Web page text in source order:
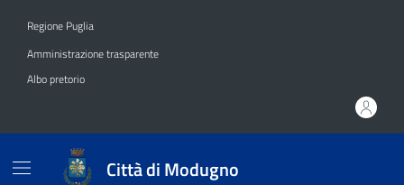
Regione Puglia
Amministrazione trasparente
Albo pretorio
Città di Modugno